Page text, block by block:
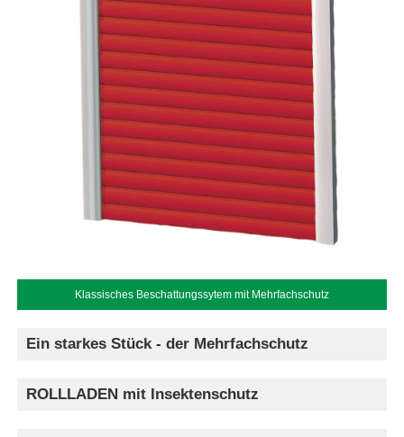
Klassisches Beschattungssytem mit Mehrfachschutz
Ein starkes Stück - der Mehrfachschutz
ROLLLADEN mit Insektenschutz